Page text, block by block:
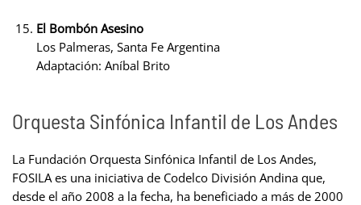
El Bombón Asesino
Los Palmeras, Santa Fe Argentina
Adaptación: Aníbal Brito
Orquesta Sinfónica Infantil de Los Andes
La Fundación Orquesta Sinfónica Infantil de Los Andes,
FOSILA es una iniciativa de Codelco División Andina que,
desde el año 2008 a la fecha, ha beneficiado a más de 2000